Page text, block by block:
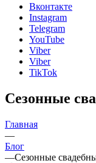
Вконтакте
Instagram
Telegram
YouTube
Viber
Viber
TikTok
Сезонные
Главная
—
Блог
—Сезонные